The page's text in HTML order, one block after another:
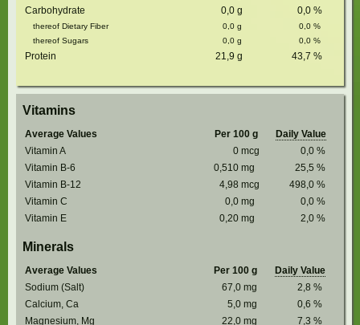
Carbohydrate 0,0 g 0,0 %
thereof Dietary Fiber 0,0 g 0,0 %
thereof Sugars
0,0 g 0,0 %
Protein 21,9 g 43,7 %
Vitamins
Average Values Per 100 g
Daily Value
Vitamin A
0 mcg 0,0 %
Vitamin B-6
0,510 mg 25,5 %
Vitamin B-12
4,98 mcg 498,0 %
Vitamin C
0,0 mg 0,0 %
Vitamin E
0,20 mg 2,0 %
Minerals
Average Values Per 100 g
Daily Value
Sodium (Salt)
67,0 mg 2,8 %
Calcium, Ca
5,0 mg 0,6 %
Magnesium, Mg
22,0 mg 7,3 %